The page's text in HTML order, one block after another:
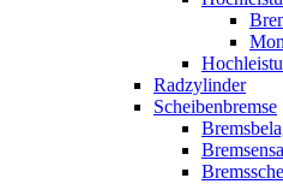
Radzylinder
Scheibenbremse